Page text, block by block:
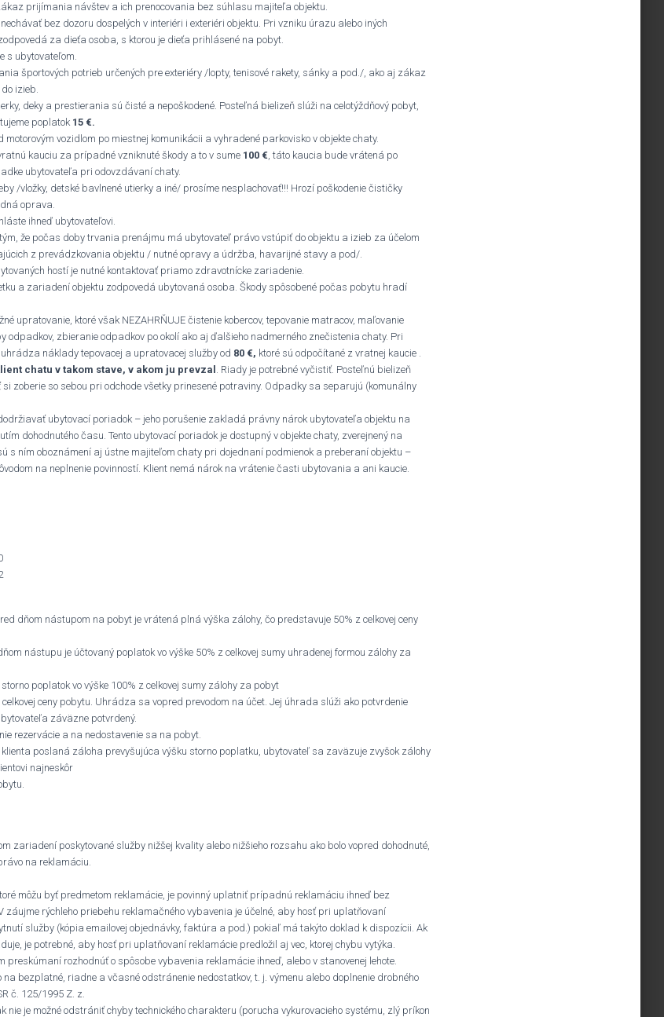
prijímania návštev a ich prenocovania bez súhlasu majiteľa objektu.
bez dozoru dospelých v interiéri i exteriéri objektu. Pri vzniku úrazu alebo iných
za dieťa osoba, s ktorou je dieťa prihlásené na pobyt.
s ubytovateľom.
športových potrieb určených pre exteriéry /lopty, tenisové rakety, sánky a pod./, ako aj zákaz
izieb.
deky a prestierania sú čisté a nepoškodené. Posteľná bielizeň slúži na celotýždňový pobyt,
poplatok 15 €.
motorovým vozidlom po miestnej komunikácii a vyhradené parkovisko v objekte chaty.
kauciu za prípadné vzniknuté škody a to v sume 100 €, táto kaucia bude vrátená po
ubytovateľa pri odovzdávaní chaty.
/vložky, detské bavlnené utierky a iné/ prosíme nesplachovať!!! Hrozí poškodenie čističky
oprava.
ihneď ubytovateľovi.
že počas doby trvania prenájmu má ubytovateľ právo vstúpiť do objektu a izieb za účelom
z prevádzkovania objektu / nutné opravy a údržba, havarijné stavy a pod/.
hostí je nutné kontaktovať priamo zdravotnícke zariadenie.
a zariadení objektu zodpovedá ubytovaná osoba. Škody spôsobené počas pobytu hradí
upratovanie, ktoré však NEZAHRŇUJE čistenie kobercov, tepovanie matracov, maľovanie
odpadkov, zbieranie odpadkov po okolí ako aj ďalšieho nadmerného znečistenia chaty. Pri
náklady tepovacej a upratovacej služby od 80 €, ktoré sú odpočítané z vratnej kaucie .
chatu v takom stave, v akom ju prevzal . Riady je potrebné vyčistiť. Posteľnú bielizeň
zoberie so sebou pri odchode všetky prinesené potraviny. Odpadky sa separujú (komunálny
ubytovací poriadok – jeho porušenie zakladá právny nárok ubytovateľa objektu na
dohodnutého času. Tento ubytovací poriadok je dostupný v objekte chaty, zverejnený na
s ním oboznámení aj ústne majiteľom chaty pri dojednaní podmienok a preberaní objektu –
na neplnenie povinností. Klient nemá nárok na vrátenie časti ubytovania a ani kaucie.
dňom nástupom na pobyt je vrátená plná výška zálohy, čo predstavuje 50% z celkovej ceny
nástupu je účtovaný poplatok vo výške 50% z celkovej sumy uhradenej formou zálohy za
poplatok vo výške 100% z celkovej sumy zálohy za pobyt
ceny pobytu. Uhrádza sa vopred prevodom na účet. Jej úhrada slúži ako potvrdenie
záväzne potvrdený.
rezervácie a na nedostavenie sa na pobyt.
poslaná záloha prevyšujúca výšku storno poplatku, ubytovateľ sa zaväzuje zvyšok zálohy
najneskôr
zariadení poskytované služby nižšej kvality alebo nižšieho rozsahu ako bolo vopred dohodnuté,
na reklamáciu.
môžu byť predmetom reklamácie, je povinný uplatniť prípadnú reklamáciu ihneď bez
záujme rýchleho priebehu reklamačného vybavenia je účelné, aby hosť pri uplatňovaní
služby (kópia emailovej objednávky, faktúra a pod.) pokiaľ má takýto doklad k dispozícii. Ak
je potrebné, aby hosť pri uplatňovaní reklamácie predložil aj vec, ktorej chybu vytýka.
preskúmaní rozhodnúť o spôsobe vybavenia reklamácie ihneď, alebo v stanovenej lehote.
bezplatné, riadne a včasné odstránenie nedostatkov, t. j. výmenu alebo doplnenie drobného
č. 125/1995 Z. z.
je možné odstrániť chyby technického charakteru (porucha vykurovacieho systému, zlý príkon